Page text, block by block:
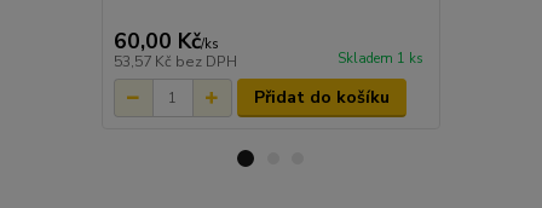
60,00 Kč/ks
53,57 Kč bez DPH Skladem 1 ks
Přidat do košíku